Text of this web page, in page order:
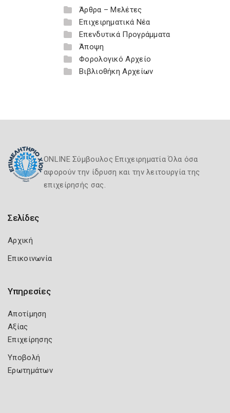
Άρθρα – Μελέτες
Επιχειρηματικά Νέα
Επενδυτικά Προγράμματα
Άποψη
Φορολογικό Αρχείο
Βιβλιοθήκη Αρχείων
ONLINE Σύμβουλος Επιχειρηματία Όλα όσα
αφορούν την ίδρυση και την λειτουργία της
επιχείρησής σας.
Σελίδες
Αρχική
Επικοινωνία
Υπηρεσίες
Αποτίμηση
Αξίας
Επιχείρησης
Υποβολή
Ερωτημάτων